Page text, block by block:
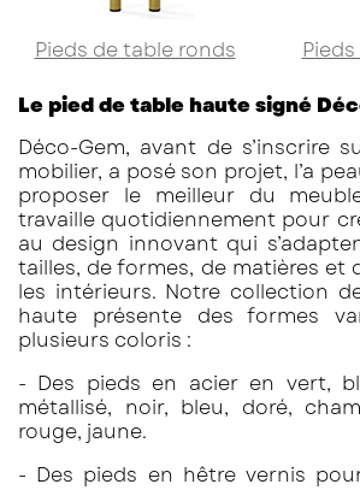
Pieds de table ronds
Le pied de table haute signé
Déco-Gem, avant de s’inscrire
mobilier, a posé son projet, l’a
proposer le meilleur du
travaille quotidiennement pour
au design innovant qui
tailles, de formes, de matières et
les intérieurs. Notre collection
haute présente des formes
plusieurs coloris :
- Des pieds en acier en vert,
métallisé, noir, bleu, doré,
rouge, jaune.
- Des pieds en hêtre vernis